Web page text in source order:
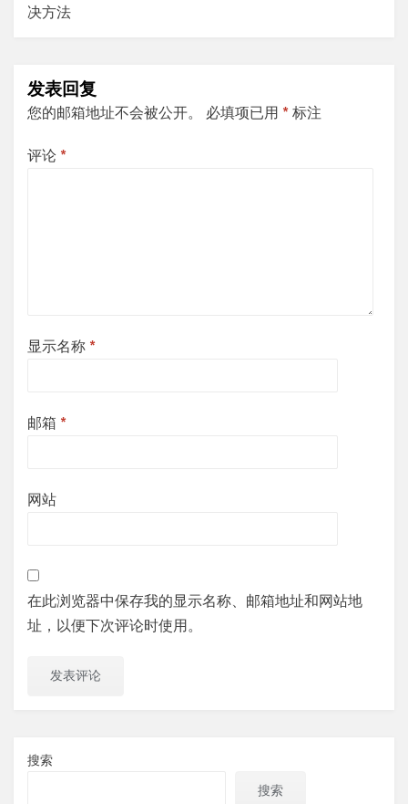
决方法
发表回复
您的邮箱地址不会被公开。 必填项已用 * 标注
评论 *
显示名称 *
邮箱 *
网站
在此浏览器中保存我的显示名称、邮箱地址和网站地
址，以便下次评论时使用。
搜索
搜索